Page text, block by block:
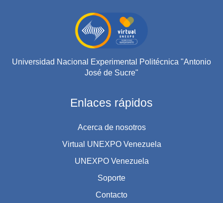
Universidad Nacional Experimental Politécnica "Antonio
José de Sucre"
Enlaces rápidos
Acerca de nosotros
Virtual UNEXPO Venezuela
UNEXPO Venezuela
Soporte
Contacto